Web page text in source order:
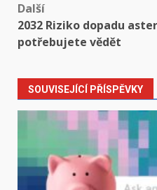
Další
2032 Riziko dopadu
potřebujete vědět
SOUVISEJÍCÍ PŘÍSPĚVKY